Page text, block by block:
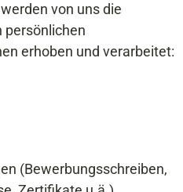
von uns die
persönlichen
erhoben und verarbeitet:
(Bewerbungsschreiben,